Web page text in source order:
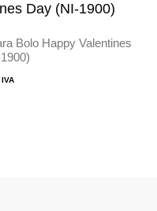
Bolo Happy Valentines
IVA